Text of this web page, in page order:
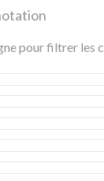
pour filtrer les